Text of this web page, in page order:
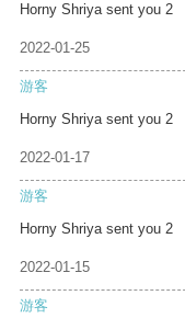
Horny Shriya sent you 2
2022-01-25
游客
Horny Shriya sent you 2
2022-01-17
游客
Horny Shriya sent you 2
2022-01-15
游客